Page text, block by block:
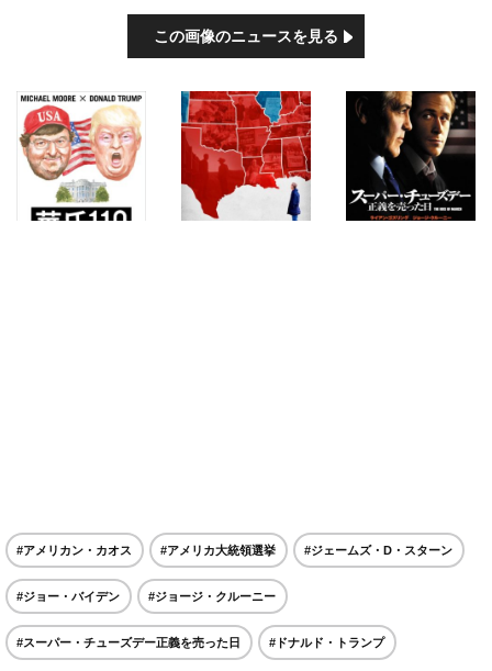
この画像のニュースを見る
#アメリカン・カオス #アメリカ大統領選挙 #ジェームズ・D・スターン
#ジョー・バイデン #ジョージ・クルーニー
#スーパー・チューズデー正義を売った日 #ドナルド・トランプ